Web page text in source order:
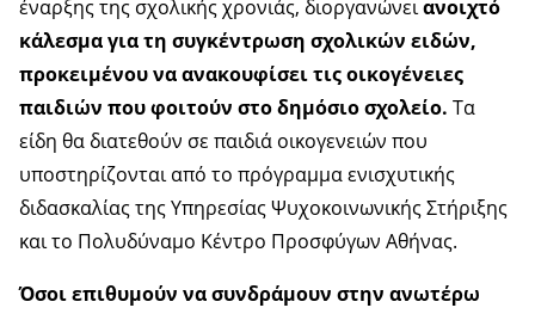
έναρξης της σχολικής χρονιάς, διοργανώνειανοιχτό
κάλεσμα για τη συγκέντρωση σχολικών ειδών,
προκειμένου να ανακουφίσει τις οικογένειες
παιδιών που φοιτούν στο δημόσιο σχολείο. Τα
είδη θα διατεθούν σε παιδιά οικογενειών που
υποστηρίζονται από το πρόγραμμα ενισχυτικής
διδασκαλίας της Υπηρεσίας Ψυχοκοινωνικής Στήριξης
και το Πολυδύναμο Κέντρο Προσφύγων Αθήνας.
Όσοι επιθυμούν να συνδράμουν στην ανωτέρω